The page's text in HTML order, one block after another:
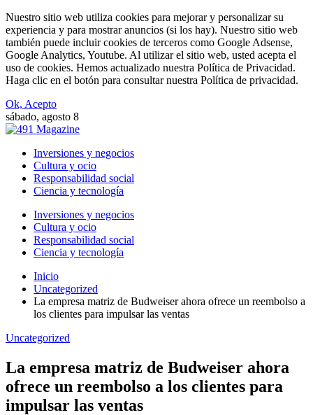
Nuestro sitio web utiliza cookies para mejorar y personalizar su
experiencia y para mostrar anuncios (si los hay). Nuestro sitio web
también puede incluir cookies de terceros como Google Adsense,
Google Analytics, Youtube. Al utilizar el sitio web, usted acepta el
uso de cookies. Hemos actualizado nuestra Política de Privacidad.
Haga clic en el botón para consultar nuestra Política de privacidad.
Ok, Acepto
sábado, agosto 8
Inversiones y negocios
Cultura y ocio
Responsabilidad social
Ciencia y tecnología
Inversiones y negocios
Cultura y ocio
Responsabilidad social
Ciencia y tecnología
Inicio
Uncategorized
La empresa matriz de Budweiser ahora ofrece un reembolso a
los clientes para impulsar las ventas
Uncategorized
La empresa matriz de Budweiser ahora
ofrece un reembolso a los clientes para
impulsar las ventas